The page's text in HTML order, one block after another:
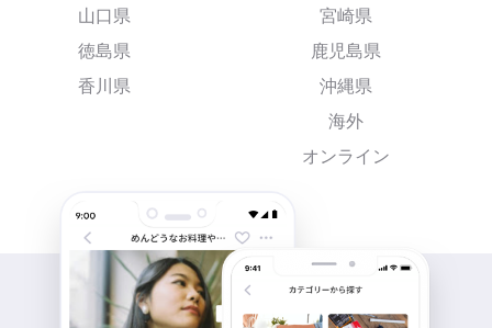
山口県
徳島県
香川県
宮崎県
鹿児島県
沖縄県
海外
オンライン